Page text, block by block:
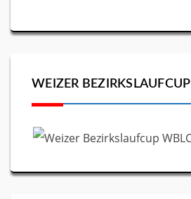
WEIZER BEZIRKSLAUFCUP